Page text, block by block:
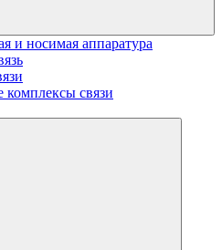
и носимая аппаратура
связи